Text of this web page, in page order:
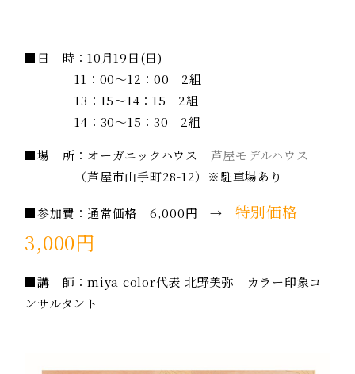
■日 時：10月19日(日)
11：00～12：00 2組
13：15～14：15 2組
14：30～15：30 2組
■場 所：オーガニックハウス 芦屋モデルハウス
（芦屋市山手町28-12）※駐車場あり
■参加費：通常価格 6,000円 → 特別価格
3,000円
■講 師：miya color代表 北野美弥 カラー印象コ
ンサルタント